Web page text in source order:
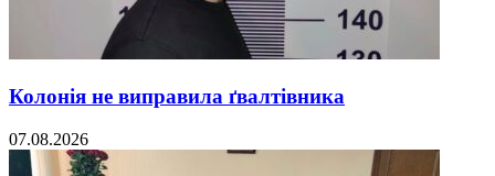
Колонія не виправила ґвалтівника
07.08.2026